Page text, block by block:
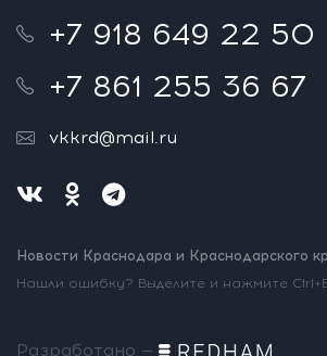
+7 918 649 22 50
+7 861 255 36 67
vkkrd@mail.ru
Новости Краснодара и Краснодарского
Нашли ошибку? Выделите и нажмите
Разработано —